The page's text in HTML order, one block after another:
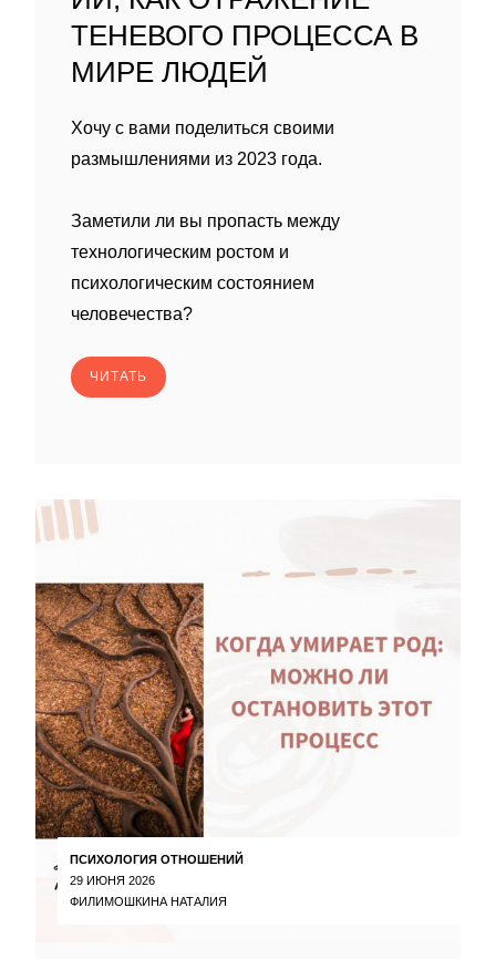
ТЕНЕВОГО ПРОЦЕССА В
МИРЕ ЛЮДЕЙ
Хочу с вами поделиться своими
размышлениями из 2023 года.
Заметили ли вы пропасть между
технологическим ростом и
психологическим состоянием
человечества?
ЧИТАТЬ
ПСИХОЛОГИЯ ОТНОШЕНИЙ
29 ИЮНЯ 2026
ФИЛИМОШКИНА НАТАЛИЯ